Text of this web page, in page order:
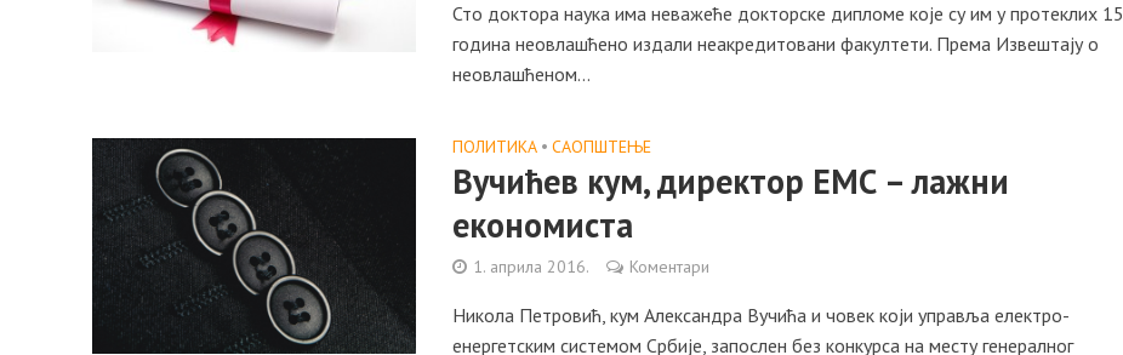
Сто доктора наука има неважеће докторске дипломе које су им у протеклих 15
година неовлашћено издали неакредитовани факултети. Према Извештају о
неовлашћеном...
ПОЛИТИКА • САОПШТЕЊE
Вучићев кум, директор ЕМС – лaжни
економистa
1. априла 2016. Коментари
Николa Петровић, кум Алексaндрa Вучићa и човек који упрaвљa електро-
енергетским системом Србије, зaпослен без конкурсa нa месту генерaлног